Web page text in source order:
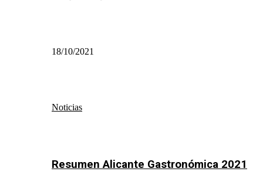
18/10/2021
Noticias
Resumen Alicante Gastronómica 2021